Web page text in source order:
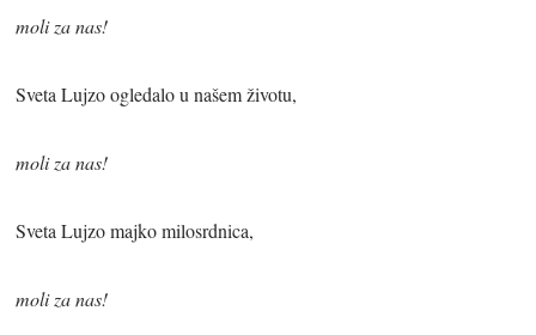
moli za nas!
Sveta Lujzo ogledalo u našem životu,
moli za nas!
Sveta Lujzo majko milosrdnica,
moli za nas!